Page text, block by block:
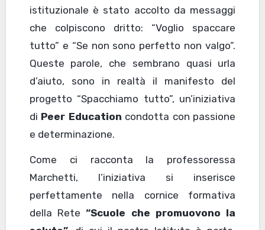
istituzionale è stato accolto da messaggi
che colpiscono dritto: “Voglio spaccare
tutto” e “Se non sono perfetto non valgo”.
Queste parole, che sembrano quasi urla
d’aiuto, sono in realtà il manifesto del
progetto “Spacchiamo tutto”, un’iniziativa
di Peer Education condotta con passione
e determinazione.
Come ci racconta la professoressa
Marchetti, l’iniziativa si inserisce
perfettamente nella cornice formativa
della Rete “Scuole che promuovono la